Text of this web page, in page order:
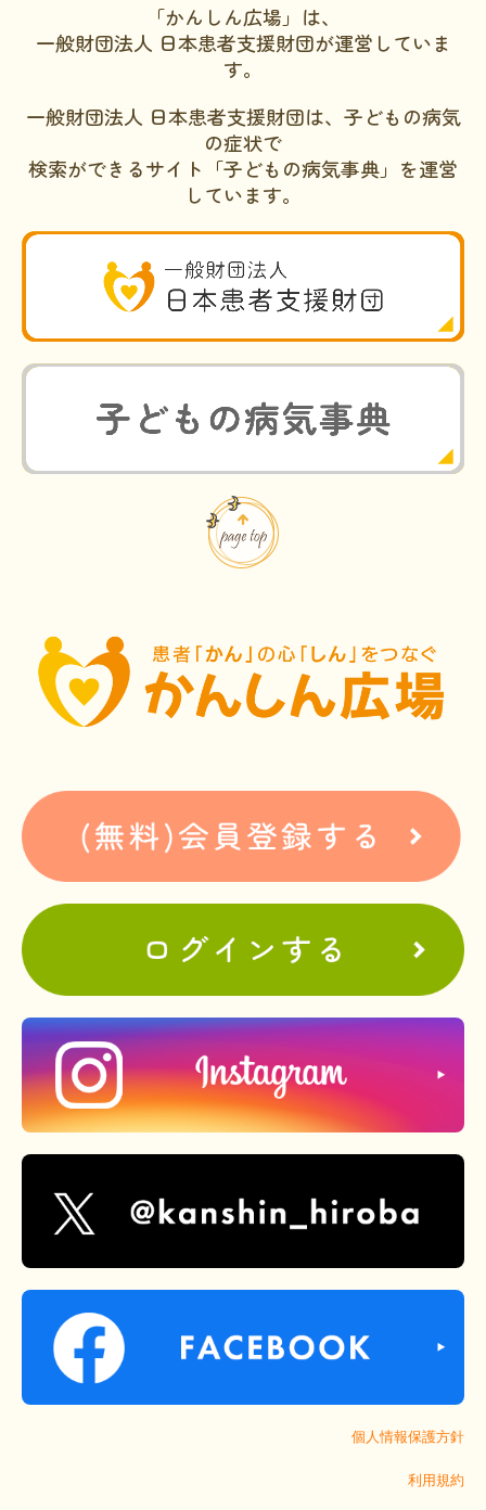
「かんしん広場」は、
一般財団法人 日本患者支援財団が運営していま
す。
一般財団法人 日本患者支援財団は、子どもの病気
の症状で
検索ができるサイト「子どもの病気事典」を運営
しています。
個人情報保護方針
利用規約